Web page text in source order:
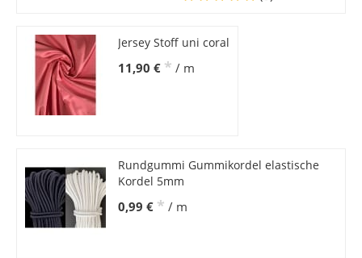
Jersey Stoff uni coral
11,90 € * / m
Rundgummi Gummikordel elastische
Kordel 5mm
0,99 € * / m